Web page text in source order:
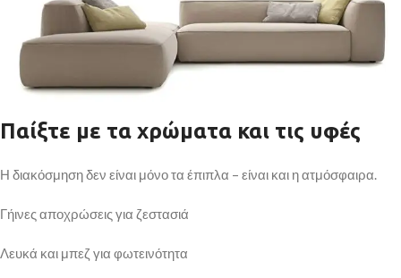
Παίξτε με τα χρώματα και τις υφές
Η διακόσμηση δεν είναι μόνο τα έπιπλα – είναι και η ατμόσφαιρα.
Γήινες αποχρώσεις για ζεστασιά
Λευκά και μπεζ για φωτεινότητα